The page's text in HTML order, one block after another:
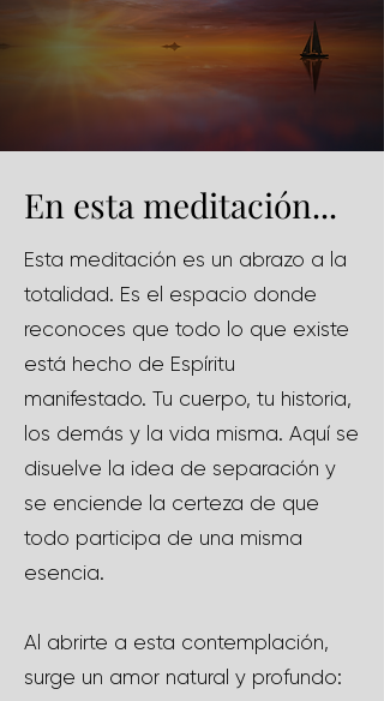
En esta meditación...
Esta meditación es un abrazo a la
totalidad. Es el espacio donde
reconoces que todo lo que existe
está hecho de Espíritu
manifestado. Tu cuerpo, tu historia,
los demás y la vida misma. Aquí se
disuelve la idea de separación y
se enciende la certeza de que
todo participa de una misma
esencia.
Al abrirte a esta contemplación,
surge un amor natural y profundo: